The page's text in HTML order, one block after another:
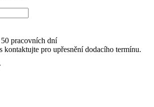
pracovních dní
kontaktujte pro upřesnění dodacího termínu.